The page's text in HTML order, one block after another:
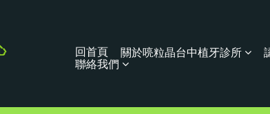
回首頁 關於喨粒晶台中植牙診所
聯絡我們